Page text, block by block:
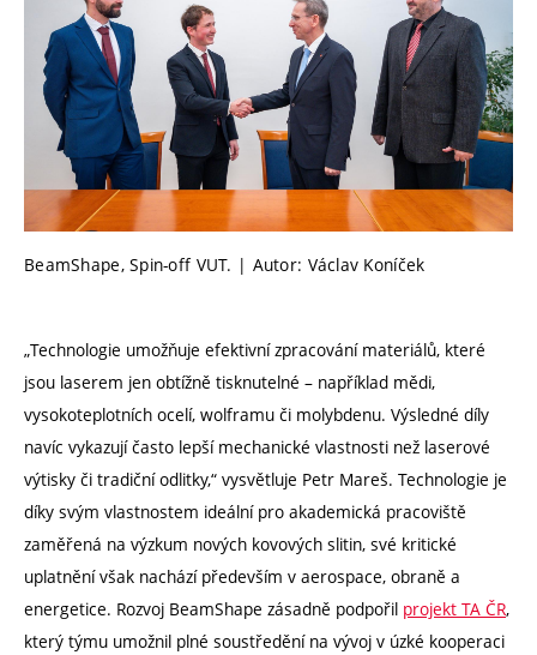
BeamShape, Spin-off VUT. | Autor: Václav Koníček
„Technologie umožňuje efektivní zpracování materiálů, které
jsou laserem jen obtížně tisknutelné – například mědi,
vysokoteplotních ocelí, wolframu či molybdenu. Výsledné díly
navíc vykazují často lepší mechanické vlastnosti než laserové
výtisky či tradiční odlitky,“ vysvětluje Petr Mareš. Technologie je
díky svým vlastnostem ideální pro akademická pracoviště
zaměřená na výzkum nových kovových slitin, své kritické
uplatnění však nachází především v aerospace, obraně a
energetice. Rozvoj BeamShape zásadně podpořil projekt TA ČR,
který týmu umožnil plné soustředění na vývoj v úzké kooperaci